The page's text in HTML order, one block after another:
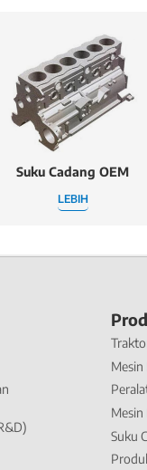
Suku Cadang OEM
LEBIH
Mesin
Mesin
Suku